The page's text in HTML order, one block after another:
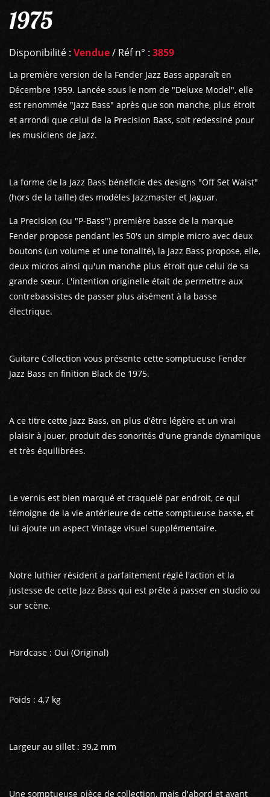
1975
Disponibilité : Vendue/ Réf n° : 3859
La première version de la Fender Jazz Bass apparaît en
Décembre 1959. Lancée sous le nom de "Deluxe Model", elle
est renommée "Jazz Bass" après que son manche, plus étroit
et arrondi que celui de la Precision Bass, soit redessiné pour
les musiciens de jazz.
La forme de la Jazz Bass bénéficie des designs "Off Set Waist"
(hors de la taille) des modèles Jazzmaster et Jaguar.
La Precision (ou "P-Bass") première basse de la marque
Fender propose pendant les 50's un simple micro avec deux
boutons (un volume et une tonalité), la Jazz Bass propose, elle,
deux micros ainsi qu'un manche plus étroit que celui de sa
grande sœur. L'intention originelle était de permettre aux
contrebassistes de passer plus aisément à la basse
électrique.
Guitare Collection vous présente cette somptueuse Fender
Jazz Bass en finition Black de 1975.
A ce titre cette Jazz Bass, en plus d'être légère et un vrai
plaisir à jouer, produit des sonorités d'une grande dynamique
et très équilibrées.
Le vernis est bien marqué et craquelé par endroit, ce qui
témoigne de la vie antérieure de cette somptueuse basse, et
lui ajoute un aspect Vintage visuel supplémentaire.
Notre luthier résident a parfaitement réglé l'action et la
justesse de cette Jazz Bass qui est prête à passer en studio ou
sur scène.
Hardcase : Oui (Original)
Poids : 4,7 kg
Largeur au sillet : 39,2 mm
Une somptueuse pièce de collection, mais d'abord et avant